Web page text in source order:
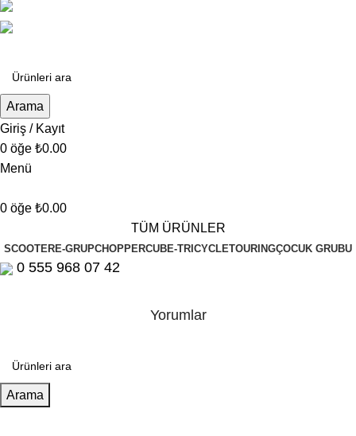
Arama
Giriş / Kayıt
0 öğe ₺0.00
Menü
0 öğe ₺0.00
TÜM ÜRÜNLER
SCOOTERE-GRUPCHOPPERCUBE-TRICYCLETOURINGÇOCUK GRUBU
0 555 968 07 42
Yorumlar
Arama